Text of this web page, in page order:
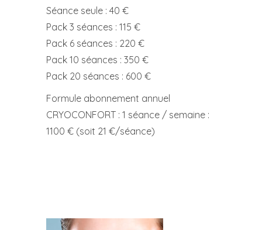
Séance seule : 40 €
Pack 3 séances : 115 €
Pack 6 séances : 220 €
Pack 10 séances : 350 €
Pack 20 séances : 600 €
Formule abonnement annuel
CRYOCONFORT : 1 séance / semaine :
1100 € (soit 21 €/séance)